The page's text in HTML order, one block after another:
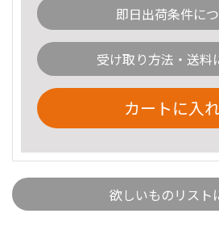
即日出荷条件に
受け取り方法・送料
カートに入
欲しいものリスト